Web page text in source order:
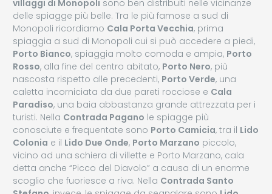
villaggi di Monopoli sono ben distribuiti nelle vicinanze
delle spiagge più belle. Tra le più famose a sud di
Monopoli ricordiamo Cala Porta Vecchia, prima
spiaggia a sud di Monopoli cui si può accedere a piedi,
Porto Bianco, spiaggia molto comoda e ampia, Porto
Rosso, alla fine del centro abitato, Porto Nero, più
nascosta rispetto alle precedenti, Porto Verde, una
caletta incorniciata da due pareti rocciose e Cala
Paradiso, una baia abbastanza grande attrezzata per i
turisti. Nella Contrada Pagano le spiagge più
conosciute e frequentate sono Porto Camicia, tra il Lido
Colonia e il Lido Due Onde, Porto Marzano piccolo,
vicino ad una schiera di villette e Porto Marzano, cala
detta anche “Picco del Diavolo” a causa di un enorme
scoglio che fuoriesce a riva. Nella Contrada Santo